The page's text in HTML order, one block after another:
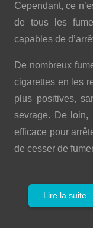
Cependant, ce
de tous les
capables de
De nombreux
cigarettes en les
plus positives,
sevrage. De
efficace pour
de cesser de
Lire la suite